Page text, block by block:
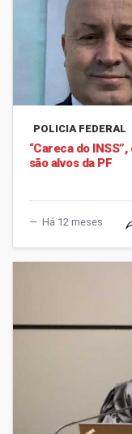
POLICIA FEDERAL
“Careca do
são alvos da PF
Há 12 meses